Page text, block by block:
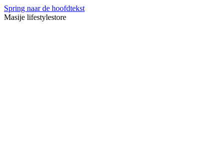
Spring naar de hoofdtekst
Masije lifestylestore